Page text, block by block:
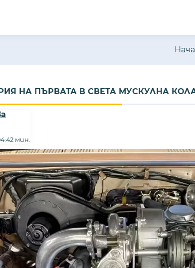
(cookies) с цел безпроблемно функциониране,
Политика
НА ПЪРВАТА В СВЕТА МУСКУЛНА
мин.